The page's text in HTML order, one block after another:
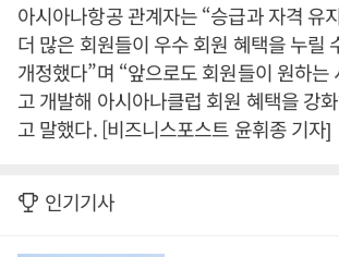
아시아나항공 관계자는 “승급과 자격 유
더 많은 회원들이 우수 회원 혜택을 누릴
개정했다”며 “앞으로도 회원들이 원하는
고 개발해 아시아나클럽 회원 혜택을 강
고 말했다. [비즈니스포스트 윤휘종 기자]
인기기사